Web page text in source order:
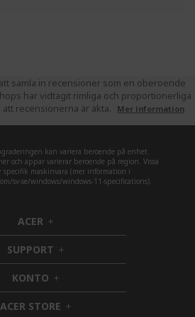
samla in recensioner som en oberoende
har vidtagit rimliga och proportionerliga
recensionerna är äkta.
Mer information
kan variera beroende på enhet.
och appar varierar beroende på region. Vissa
maskinvara (mer information i
sv-se/windows/windows-11-specifications).
ACER h
i
d
d
e
n
SUPPORT h
i
d
d
e
KONTO h
i
d
ACER STORE h